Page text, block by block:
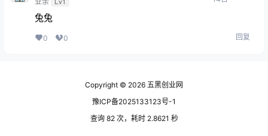
兔兔
0 0 回复
Copyright © 2026 五黑创业网
豫ICP备2025133123号-1
查询 82 次，耗时 2.8621 秒